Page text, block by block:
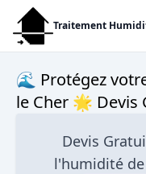
Traitement
🌊 Protégez
le Cher 🌟
Devis
l'humidité de